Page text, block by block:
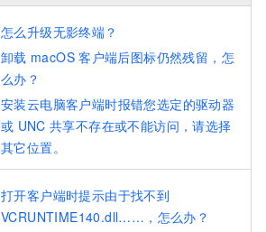
怎么升级无影终端？
卸载 macOS 客户端后图标仍然残留，怎
么办？
安装云电脑客户端时报错您选定的驱动器
或 UNC 共享不存在或不能访问，请选择
其它位置。
打开客户端时提示由于找不到
VCRUNTIME140.dll……，怎么办？